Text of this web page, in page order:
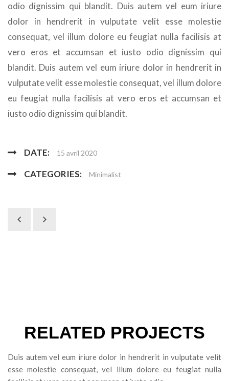
odio dignissim qui blandit. Duis autem vel eum iriure
dolor in hendrerit in vulputate velit esse molestie
consequat, vel illum dolore eu feugiat nulla facilisis at
vero eros et accumsan et iusto odio dignissim qui
blandit. Duis autem vel eum iriure dolor in hendrerit in
vulputate velit esse molestie consequat, vel illum dolore
eu feugiat nulla facilisis at vero eros et accumsan et
iusto odio dignissim qui blandit.
DATE: 15 avril 2020
CATEGORIES: Minimalist
RELATED PROJECTS
Duis autem vel eum iriure dolor in hendrerit in vulputate velit
esse molestie consequat, vel illum dolore eu feugiat nulla